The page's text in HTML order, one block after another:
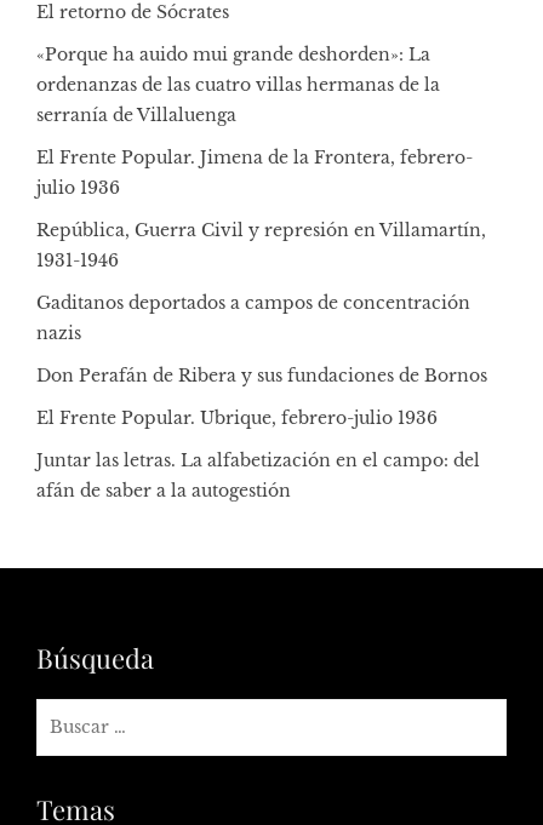
El retorno de Sócrates
«Porque ha auido mui grande deshorden»: La
ordenanzas de las cuatro villas hermanas de la
serranía de Villaluenga
El Frente Popular. Jimena de la Frontera, febrero-
julio 1936
República, Guerra Civil y represión en Villamartín,
1931-1946
Gaditanos deportados a campos de concentración
nazis
Don Perafán de Ribera y sus fundaciones de Bornos
El Frente Popular. Ubrique, febrero-julio 1936
Juntar las letras. La alfabetización en el campo: del
afán de saber a la autogestión
Búsqueda
Temas